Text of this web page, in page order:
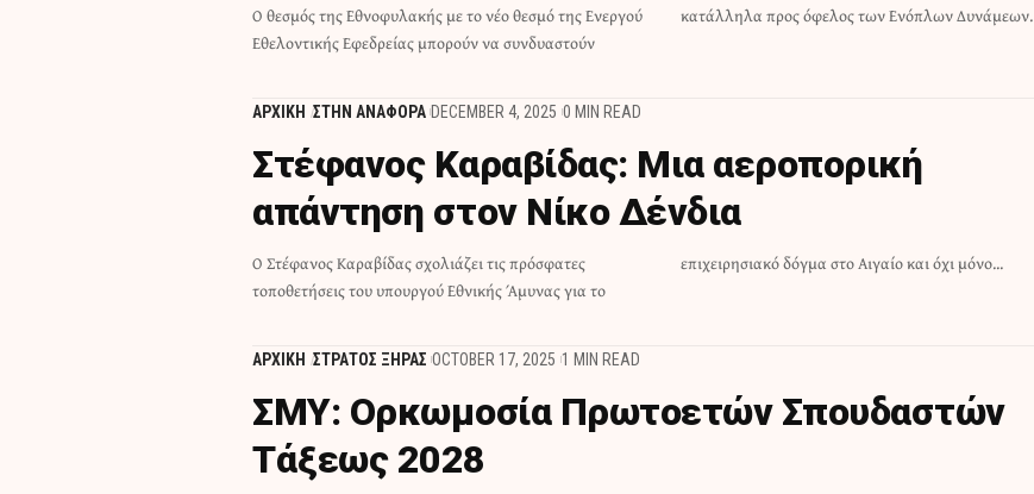
Ο θεσμός της Εθνοφυλακής με το νέο θεσμό της Ενεργού
Εθελοντικής Εφεδρείας μπορούν να συνδυαστούν
κατάλληλα προς όφελος των Ενόπλων Δυνάμεων.
ΑΡΧΙΚΗ ΣΤΗΝ ΑΝΑΦΟΡΑ DECEMBER 4, 2025 0 MIN READ
Στέφανος Καραβίδας: Μια αεροπορική
απάντηση στον Νίκο Δένδια
Ο Στέφανος Καραβίδας σχολιάζει τις πρόσφατες
τοποθετήσεις του υπουργού Εθνικής Άμυνας για το
επιχειρησιακό δόγμα στο Αιγαίο και όχι μόνο...
ΑΡΧΙΚΗ ΣΤΡΑΤΟΣ ΞΗΡΑΣ OCTOBER 17, 2025 1 MIN READ
ΣΜΥ: Ορκωμοσία Πρωτοετών Σπουδαστών
Τάξεως 2028